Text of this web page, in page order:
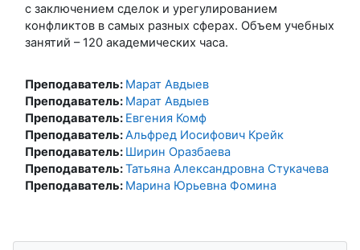
с заключением сделок и урегулированием
конфликтов в самых разных сферах. Объем учебных
занятий – 120 академических часа.
Преподаватель: Марат Авдыев
Преподаватель: Марат Авдыев
Преподаватель: Евгения Комф
Преподаватель:Альфред Иосифович Крейк
Преподаватель: Ширин Оразбаева
Преподаватель:Татьяна Александровна Стукачева
Преподаватель: Марина Юрьевна Фомина